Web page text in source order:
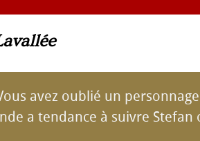
avez oublié un
a tendance à suivre Stefan